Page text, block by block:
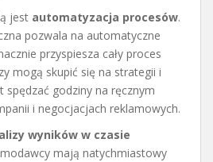
jest automatyzacja procesów.
pozwala na automatyczne
przyspiesza cały proces
mogą skupić się na strategii i
spędzać godziny na ręcznym
i negocjacjach reklamowych.
wyników w czasie
mają natychmiastowy